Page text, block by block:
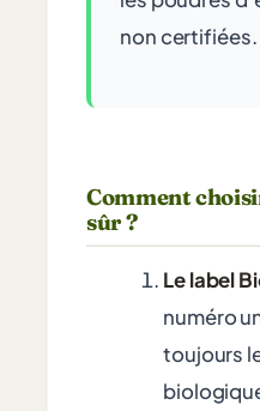
non certifiées.
Comment
sûr ?
Le label
numéro
toujours